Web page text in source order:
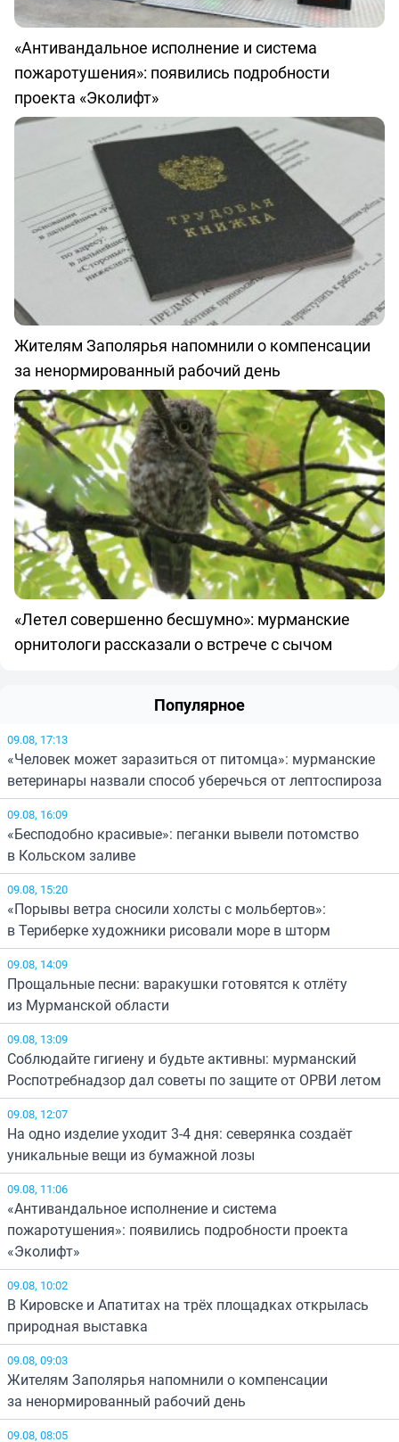
«Антивандальное исполнение и система
пожаротушения»: появились подробности
проекта «Эколифт»
Жителям Заполярья напомнили о компенсации
за ненормированный рабочий день
«Летел совершенно бесшумно»: мурманские
орнитологи рассказали о встрече с сычом
Популярное
09.08, 17:13
«Человек может заразиться от питомца»: мурманские
ветеринары назвали способ уберечься от лептоспироза
09.08, 16:09
«Бесподобно красивые»: пеганки вывели потомство
в Кольском заливе
09.08, 15:20
«Порывы ветра сносили холсты с мольбертов»:
в Териберке художники рисовали море в шторм
09.08, 14:09
Прощальные песни: варакушки готовятся к отлёту
из Мурманской области
09.08, 13:09
Соблюдайте гигиену и будьте активны: мурманский
Роспотребнадзор дал советы по защите от ОРВИ летом
09.08, 12:07
На одно изделие уходит 3-4 дня: северянка создаёт
уникальные вещи из бумажной лозы
09.08, 11:06
«Антивандальное исполнение и система
пожаротушения»: появились подробности проекта
«Эколифт»
09.08, 10:02
В Кировске и Апатитах на трёх площадках открылась
природная выставка
09.08, 09:03
Жителям Заполярья напомнили о компенсации
за ненормированный рабочий день
09.08, 08:05